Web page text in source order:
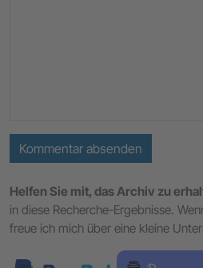
Kommentar absenden
Helfen Sie mit, das Archiv zu
in diese Recherche-Ergebnisse.
freue ich mich über eine kleine